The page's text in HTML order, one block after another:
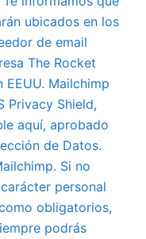
ubicados en los
de email
The Rocket
EEUU. Mailchimp
Privacy Shield,
aquí, aprobado
de Datos.
Si no
personal
obligatorios,
podrás